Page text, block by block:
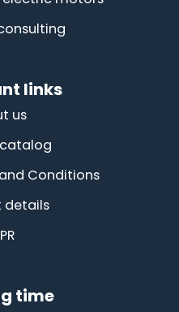
links
us
Conditions
details
time